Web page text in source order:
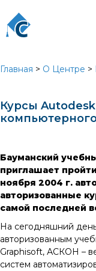
Главная > О Центре >
Курсы
Бауманский
приглашает
ноября 2004 г.
авторизованные
самой последней
На сегодняшний
авторизованным
Graphisoft, АСКОН –
систем